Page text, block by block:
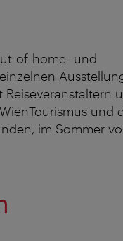
of-home- und
und
im Sommer